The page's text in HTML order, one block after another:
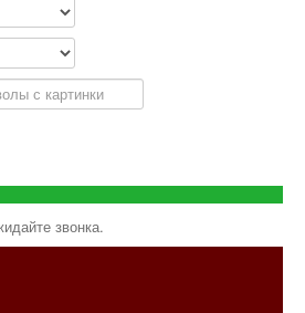
звонка.